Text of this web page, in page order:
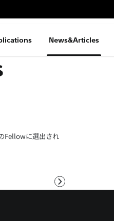
News&Articles
に選出され
次